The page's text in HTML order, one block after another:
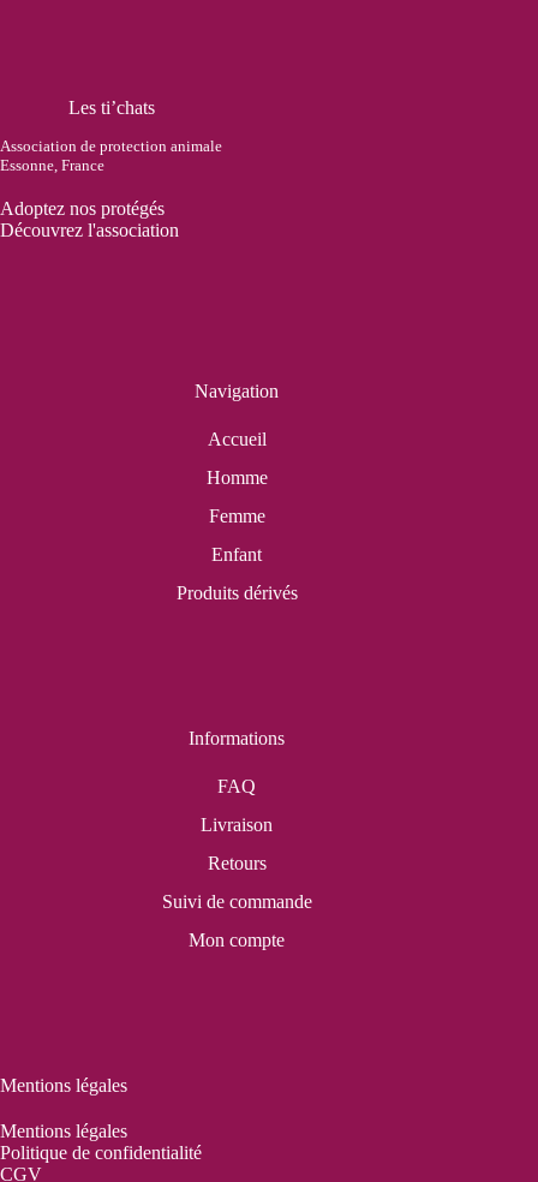
Les ti’chats
Association de protection animale
Essonne, France
Adoptez nos protégés
Découvrez l'association
Navigation
Accueil
Homme
Femme
Enfant
Produits dérivés
Informations
FAQ
Livraison
Retours
Suivi de commande
Mon compte
Mentions légales
Mentions légales
Politique de confidentialité
CGV